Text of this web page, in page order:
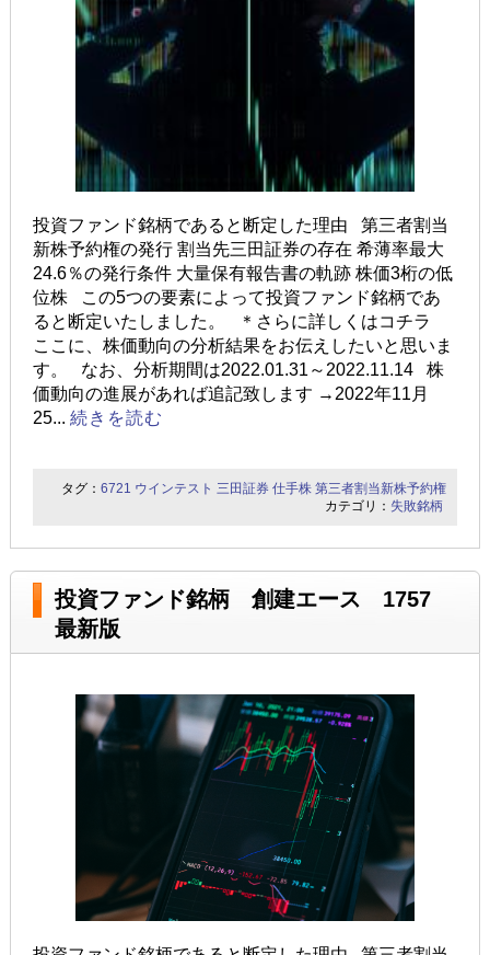
投資ファンド銘柄であると断定した理由 第三者割当
新株予約権の発行 割当先三田証券の存在 希薄率最大
24.6％の発行条件 大量保有報告書の軌跡 株価3桁の低
位株 この5つの要素によって投資ファンド銘柄であ
ると断定いたしました。 ＊さらに詳しくはコチラ
ここに、株価動向の分析結果をお伝えしたいと思いま
す。 なお、分析期間は2022.01.31～2022.11.14 株
価動向の進展があれば追記致します →2022年11月
25... 続きを読む
タグ：6721 ウインテスト 三田証券 仕手株 第三者割当新株予約権
カテゴリ： 失敗銘柄
投資ファンド銘柄 創建エース 1757
最新版